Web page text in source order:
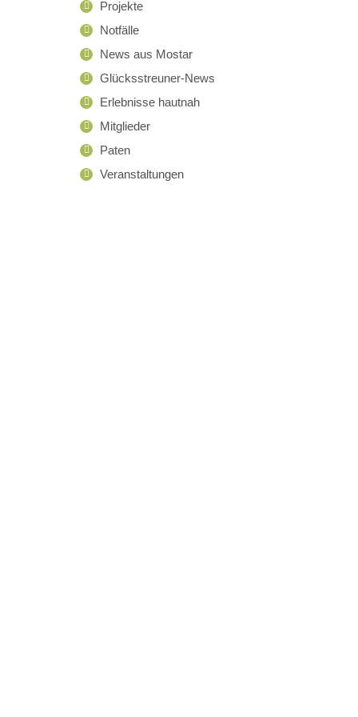
Projekte
Notfälle
News aus Mostar
Glücksstreuner-News
Erlebnisse hautnah
Mitglieder
Paten
Veranstaltungen